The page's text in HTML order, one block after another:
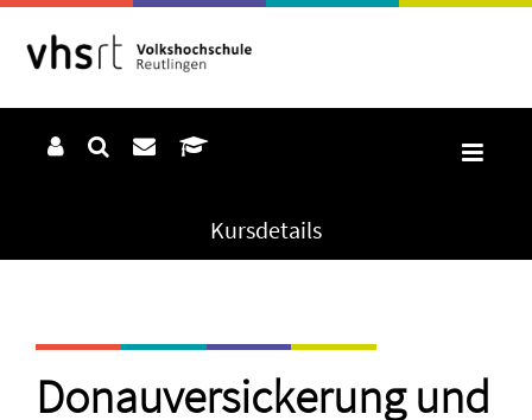
Kursdetails
Donauversickerung und